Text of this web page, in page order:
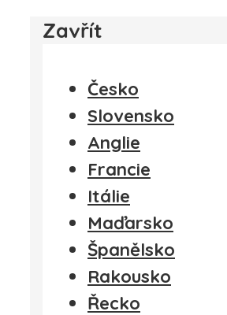
Zavřít
Česko
Slovensko
Anglie
Francie
Itálie
Maďarsko
Španělsko
Rakousko
Řecko